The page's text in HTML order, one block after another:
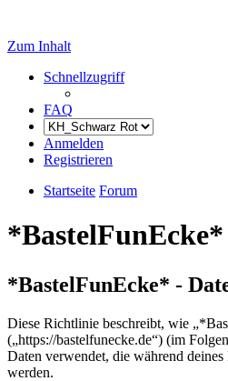
Zum Inhalt
Schnellzugriff
FAQ
Anmelden
Registrieren
Startseite Forum
*BastelFunEcke*
*BastelFunEcke* -
Diese Richtlinie beschreibt, wie
(„https://bastelfunecke.de“) (im
Daten verwendet, die während deines
werden.